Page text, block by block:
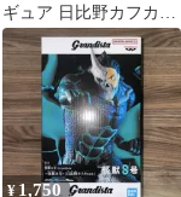
ギュア 日比野カフカ
ver.
¥ 1,750